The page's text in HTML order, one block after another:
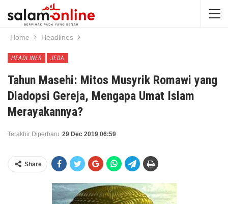
Home Headlines
HEADLINES JEDA
Tahun Masehi: Mitos Musyrik Romawi yang
Diadopsi Gereja, Mengapa Umat Islam
Merayakannya?
Terakhir Diperbaru 29 Dec 2019 06:59
Share